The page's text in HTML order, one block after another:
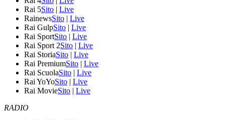
Rai 5Sito | Live
RainewsSito | Live
Rai GulpSito | Live
Rai SportSito | Live
Rai Sport 2Sito | Live
Rai StoriaSito | Live
Rai PremiumSito | Live
Rai ScuolaSito | Live
Rai YoYoSito | Live
Rai MovieSito | Live
RADIO